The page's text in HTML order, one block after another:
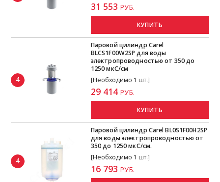
31 553 РУБ.
КУПИТЬ
4
Паровой цилиндр Carel
BLCS1F00W2SP для воды
электропроводностью от 350 до
1250 мкС/см
[Необходимо 1 шт.]
29 414РУБ.
КУПИТЬ
4
Паровой цилиндр Carel BL0S1F00H2SP
для воды электропроводностью от
350 до 1250 мкС/см.
[Необходимо 1 шт.]
16 793 РУБ.